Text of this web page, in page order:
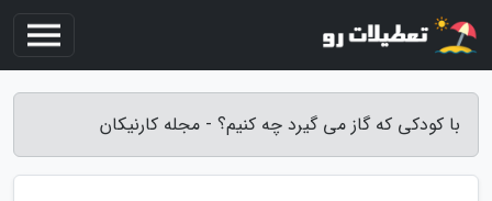
با کودکی که گاز می گیرد چه کنیم؟ - مجله کارنیکان